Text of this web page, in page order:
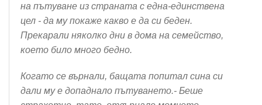
на пътуване из страната с една-единствена
цел - да му покаже какво е да си беден.
Прекарали няколко дни в дома на семейство,
което било много бедно.
Когато се върнали, бащата попитал сина си
дали му е допаднало пътуването.- Беше